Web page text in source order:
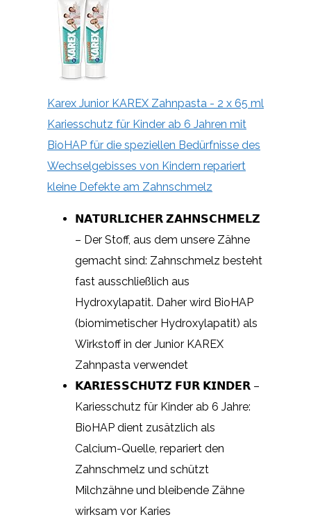
Karex Junior KAREX Zahnpasta - 2 x 65 ml
Kariesschutz für Kinder ab 6 Jahren mit
BioHAP für die speziellen Bedürfnisse des
Wechselgebisses von Kindern repariert
kleine Defekte am Zahnschmelz
𝗡𝗔𝗧𝗨̈𝗥𝗟𝗜𝗖𝗛𝗘𝗥 𝗭𝗔𝗛𝗡𝗦𝗖𝗛𝗠𝗘𝗟𝗭
– Der Stoff, aus dem unsere Zähne
gemacht sind: Zahnschmelz besteht
fast ausschließlich aus
Hydroxylapatit. Daher wird BioHAP
(biomimetischer Hydroxylapatit) als
Wirkstoff in der Junior KAREX
Zahnpasta verwendet
𝗞𝗔𝗥𝗜𝗘𝗦𝗦𝗖𝗛𝗨𝗧𝗭 𝗙𝗨̈𝗥 𝗞𝗜𝗡𝗗𝗘𝗥 –
Kariesschutz für Kinder ab 6 Jahre:
BioHAP dient zusätzlich als
Calcium-Quelle, repariert den
Zahnschmelz und schützt
Milchzähne und bleibende Zähne
wirksam vor Karies